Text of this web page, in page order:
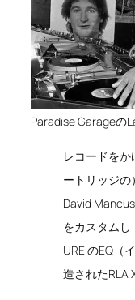
Paradise Garageの
レコードを
ートリッジの
David
をカスタムし
UREIのEQ（
造されたRLA